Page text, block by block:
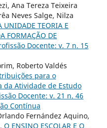
Ana Tereza Teixeira
Neves Salge, Nilza
UNIDADE TEORIA E
FORMAÇÃO DE
Docente: v. 7 n. 15
Roberto Valdés
para o
da Atividade de Estudo
Docente: v. 21 n. 46
Contínua
Fernández Aquino,
O ENSINO ESCOLAR E O